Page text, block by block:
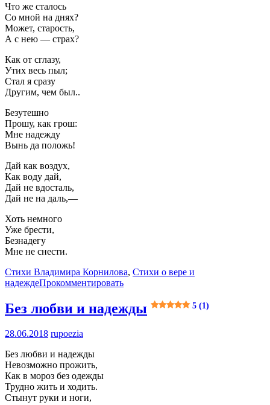
Что же сталось
Со мной на днях?
Может, старость,
А с нею — страх?
Как от сглазу,
Утих весь пыл;
Стал я сразу
Другим, чем был..
Безутешно
Прошу, как грош:
Мне надежду
Вынь да положь!
Дай как воздух,
Как воду дай,
Дай не вдосталь,
Дай не на даль,—
Хоть немного
Уже брести,
Безнадегу
Мне не снести.
Стихи Владимира Корнилова, Стихи о вере и
надеждеПрокомментировать
Без любви и надежды 5 (1)
28.06.2018 rupoezia
Без любви и надежды
Невозможно прожить,
Как в мороз без одежды
Трудно жить и ходить.
Стынут руки и ноги,